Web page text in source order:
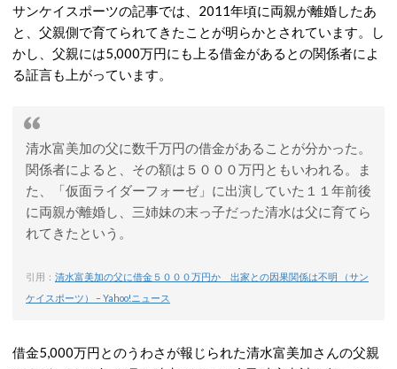
サンケイスポーツの記事では、2011年頃に両親が離婚したあ
と、父親側で育てられてきたことが明らかとされています。し
かし、父親には5,000万円にも上る借金があるとの関係者によ
る証言も上がっています。
清水富美加の父に数千万円の借金があることが分かった。
関係者によると、その額は５０００万円ともいわれる。ま
た、「仮面ライダーフォーゼ」に出演していた１１年前後
に両親が離婚し、三姉妹の末っ子だった清水は父に育てら
れてきたという。
引用： 清水富美加の父に借金５０００万円か 出家との因果関係は不明 （サン
ケイスポーツ） – Yahoo!ニュース
借金5,000万円とのうわさが報じられた清水富美加さんの父親